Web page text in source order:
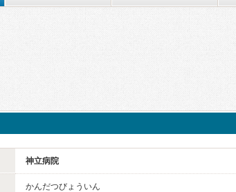
神立病院
かんだつびょういん